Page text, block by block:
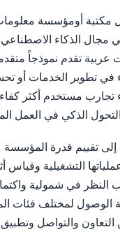
مكتبة أومؤسسة
في مجال الذكاء
تقدم نموذجاً
في تطوير الخدمات أو
تجارب مستخدم أكثر
الذكي في العمل
إلى تقييم قدرة المؤسسة
التشغيلية وقياس
النظر في شمولية
الوصول لمختلف فئات
التعاون والتواصل وتطبيق